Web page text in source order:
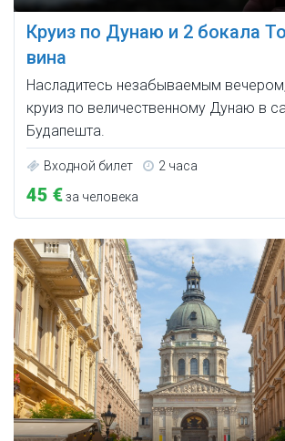
Круиз по Дунаю и 2 бокала
вина
Насладитесь незабываемым
круиз по величественному Дунаю в
Будапешта.
Входной билет 2 часа
45 €за человека